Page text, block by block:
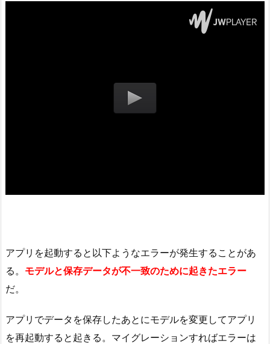
アプリを起動すると以下ようなエラーが発生することがあ
る。 モデルと保存データが不一致のために起きたエラー
だ。
アプリでデータを保存したあとにモデルを変更してアプリ
を再起動すると起きる。マイグレーションすればエラーは